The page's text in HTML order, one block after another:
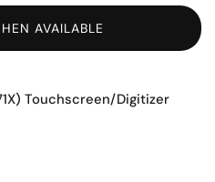
AVAILABLE
Touchscreen/Digitizer